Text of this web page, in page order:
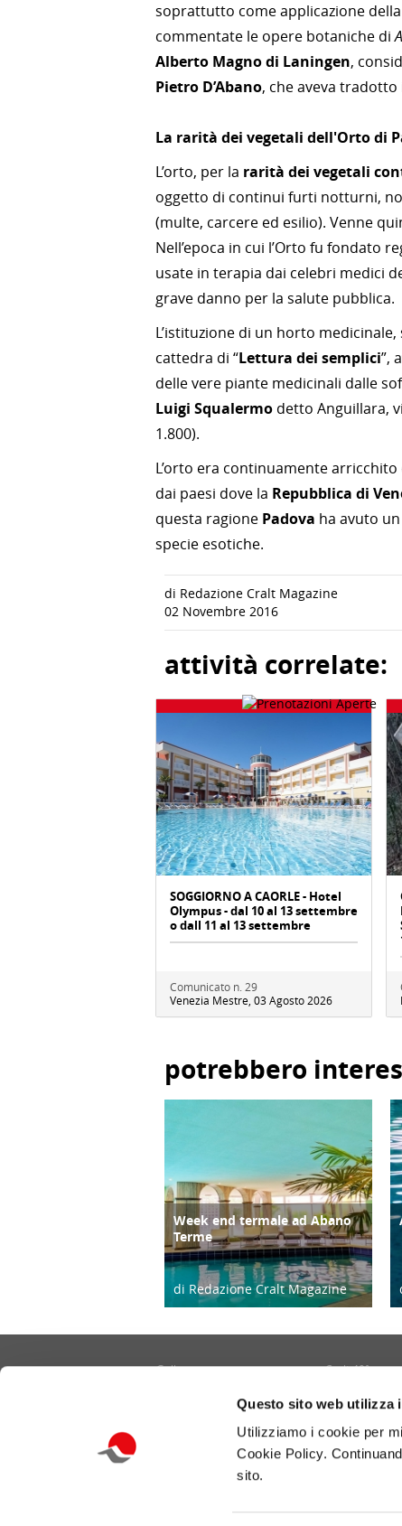
Questo sito web utilizza
Utilizziamo i cookie per
Cookie Policy.
sito.
soprattutto come applicazione
commentate le opere botaniche di
Alberto Magno di Laningen,
Pietro D’Abano, che aveva
La rarità dei vegetali dell'Orto di
L’orto, per la rarità dei vegetali
oggetto di continui furti notturni,
(multe, carcere ed esilio). Venne
Nell’epoca in cui l’Orto fu fondato
usate in terapia dai celebri medici
grave danno per la salute pubblica.
L’istituzione di un horto
cattedra di “Lettura dei semplici”,
delle vere piante medicinali dalle
Luigi Squalermo detto Anguillara,
1.800).
L’orto era continuamente
dai paesi dove la Repubblica di
questa ragione Padova ha avuto
specie esotiche.
di Redazione Cralt Magazine
02 Novembre 2016
attività correlate:
SOGGIORNO A CAORLE - Hotel
Olympus - dal 10 al 13 settembre
o dall 11 al 13 settembre
Comunicato n. 29
Venezia Mestre, 03 Agosto 2026
potrebbero
ATTIVITÀ
Week end termale ad Abano
Terme
di Redazione Cralt Magazine
Gallery
Cralt 40°
Turismo